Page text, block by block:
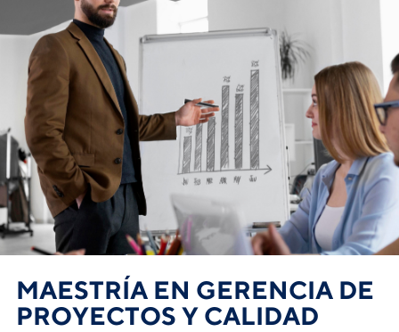
MAESTRÍA EN GERENCIA DE
PROYECTOS Y CALIDAD